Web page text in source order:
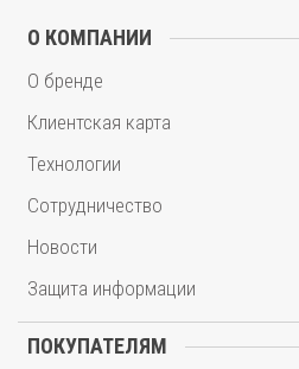
О КОМПАНИИ
О бренде
Клиентская карта
Технологии
Сотрудничество
Новости
Защита информации
ПОКУПАТЕЛЯМ